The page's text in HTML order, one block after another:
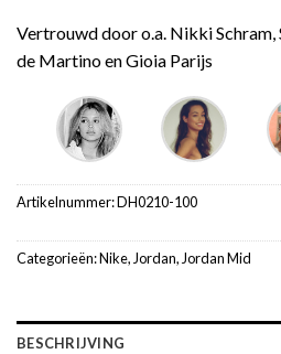
Vertrouwd door o.a. Nikki Schram,
de Martino en Gioia Parijs
Artikelnummer:DH0210-100
Categorieën:Nike, Jordan, Jordan Mid
BESCHRIJVING